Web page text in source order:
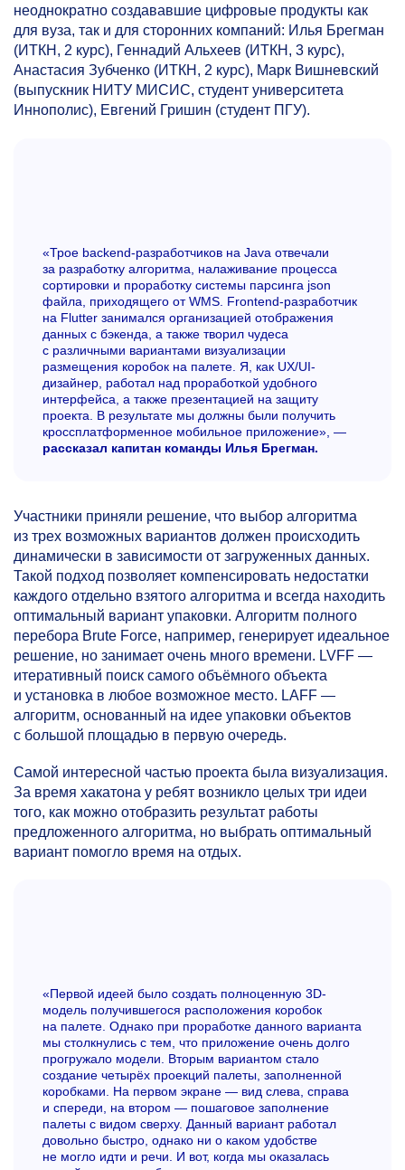
неоднократно создававшие цифровые продукты как
для вуза, так и для сторонних компаний: Илья Брегман
(ИТКН, 2 курс), Геннадий Альхеев (ИТКН, 3 курс),
Анастасия Зубченко (ИТКН, 2 курс), Марк Вишневский
(выпускник НИТУ МИСИС, студент университета
Иннополис), Евгений Гришин (студент ПГУ).
«Трое backend-разработчиков на Java отвечали
за разработку алгоритма, налаживание процесса
сортировки и проработку системы парсинга json
файла, приходящего от WMS. Frontend-разработчик
на Flutter занимался организацией отображения
данных с бэкенда, а также творил чудеса
с различными вариантами визуализации
размещения коробок на палете. Я, как UX/UI-
дизайнер, работал над проработкой удобного
интерфейса, а также презентацией на защиту
проекта. В результате мы должны были получить
кроссплатформенное мобильное приложение», —
рассказал капитан команды Илья Брегман.
Участники приняли решение, что выбор алгоритма
из трех возможных вариантов должен происходить
динамически в зависимости от загруженных данных.
Такой подход позволяет компенсировать недостатки
каждого отдельно взятого алгоритма и всегда находить
оптимальный вариант упаковки. Алгоритм полного
перебора Brute Force, например, генерирует идеальное
решение, но занимает очень много времени. LVFF —
итеративный поиск самого объёмного объекта
и установка в любое возможное место. LAFF —
алгоритм, основанный на идее упаковки объектов
с большой площадью в первую очередь.
Самой интересной частью проекта была визуализация.
За время хакатона у ребят возникло целых три идеи
того, как можно отобразить результат работы
предложенного алгоритма, но выбрать оптимальный
вариант помогло время на отдых.
«Первой идеей было создать полноценную 3D-
модель получившегося расположения коробок
на палете. Однако при проработке данного варианта
мы столкнулись с тем, что приложение очень долго
прогружало модели. Вторым вариантом стало
создание четырёх проекций палеты, заполненной
коробками. На первом экране — вид слева, справа
и спереди, на втором — пошаговое заполнение
палеты с видом сверху. Данный вариант работал
довольно быстро, однако ни о каком удобстве
не могло идти и речи. И вот, когда мы оказалась